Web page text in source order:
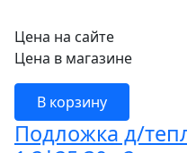
Цена на сайте
Цена в магазине
В корзину
Подложка д/